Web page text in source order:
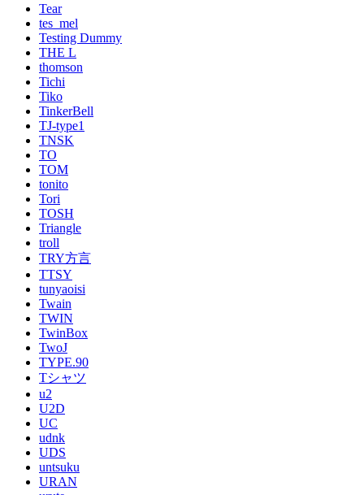
Tear
tes_mel
Testing Dummy
THE L
thomson
Tichi
Tiko
TinkerBell
TJ-type1
TNSK
TO
TOM
tonito
Tori
TOSH
Triangle
troll
TRY方言
TTSY
tunyaoisi
Twain
TWIN
TwinBox
TwoJ
TYPE.90
Tシャツ
u2
U2D
UC
udnk
UDS
untsuku
URAN